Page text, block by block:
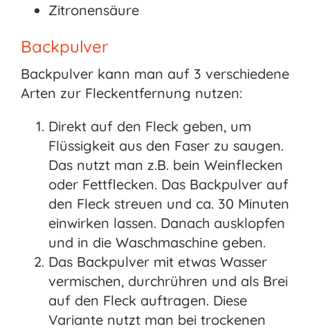
Zitronensäure
Backpulver
Backpulver kann man auf 3 verschiedene
Arten zur Fleckentfernung nutzen:
Direkt auf den Fleck geben, um
Flüssigkeit aus den Faser zu saugen.
Das nutzt man z.B. bein Weinflecken
oder Fettflecken. Das Backpulver auf
den Fleck streuen und ca. 30 Minuten
einwirken lassen. Danach ausklopfen
und in die Waschmaschine geben.
Das Backpulver mit etwas Wasser
vermischen, durchrühren und als Brei
auf den Fleck auftragen. Diese
Variante nutzt man bei trockenen